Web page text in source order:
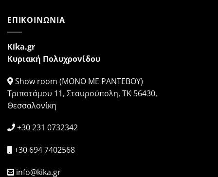
ΕΠΙΚΟΙΝΩΝΙΑ
Kika.gr
Κυριακή Πολυχρονίδου
Show room (ΜΟΝΟ ΜΕ ΡΑΝΤΕΒΟΥ)
Τριποτάμου 11, Σταυρούπολη, ΤΚ 56430,
Θεσσαλονίκη
+30 231 0732342
+30 694 7402568
info@kika.gr